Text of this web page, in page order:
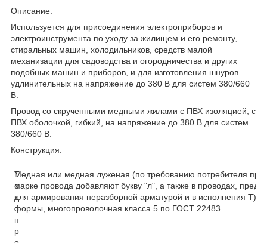
Описание:
Используется для присоединения электроприборов и
электроинструмента по уходу за жилищем и его ремонту,
стиральных машин, холодильников, средств малой
механизации для садоводства и огородничества и других
подобных машин и приборов, и для изготовления шнуров
удлинительных на напряжение до 380 В для систем 380/660
В.
Провод со скрученными медными жилами с ПВХ изоляцией, с
ПВХ оболочкой, гибкий, на напряжение до 380 В для систем
380/660 В.
Конструкция:
Т
о
к
о
п
р
Медная или медная луженая (по требованию потребителя при
марке провода добавляют букву "л", а также в проводах,
для армирования неразборной арматурой и в исполнения Т),
формы, многопроволочная класса 5 по ГОСТ 22483